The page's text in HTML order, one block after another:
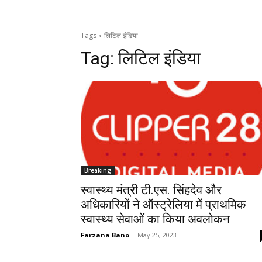
Tags लिटिल इंडिया
Tag:लिटिल इंडिया
Breaking
स्वास्थ्य मंत्री टी.एस. सिंहदेव और
अधिकारियों ने ऑस्ट्रेलिया में प्राथमिक
स्वास्थ्य सेवाओं का किया अवलोकन
Farzana Bano - May 25, 2023